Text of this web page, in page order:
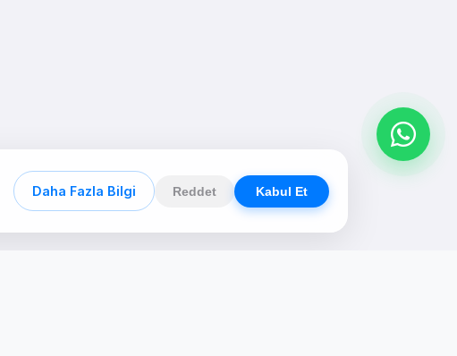
Daha Fazla Bilgi Reddet Kabul Et